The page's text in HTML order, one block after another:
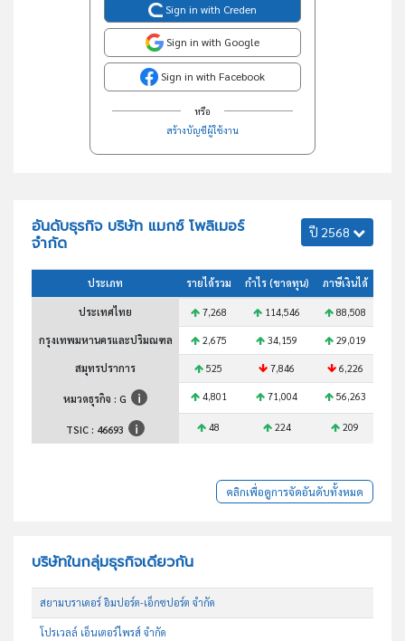
Sign in with Creden
Sign in with Google
Sign in with Facebook
หรือ
สร้างบัญชีผู้ใช้งาน
อันดับธุรกิจ บริษัท แมกซ์ โพลิเมอร์
จำกัด
ปี 2568
ประเภท รายได้รวม กำไร (ขาดทุน) ภาษีเงินได้
ประเทศไทย 7,268 114,546 88,508
กรุงเทพมหานครและปริมณฑล 2,675 34,159 29,019
สมุทรปราการ 525 7,846 6,226
หมวดธุรกิจ : G 4,801 71,004 56,263
TSIC : 46693 48 224 209
คลิกเพื่อดูการจัดอันดับทั้งหมด
บริษัทในกลุ่มธุรกิจเดียวกัน
สยามบราเดอร์ อิมปอร์ต-เอ็กซปอร์ต จำกัด
โปรเวลล์ เอ็นเตอร์ไพรส์ จำกัด